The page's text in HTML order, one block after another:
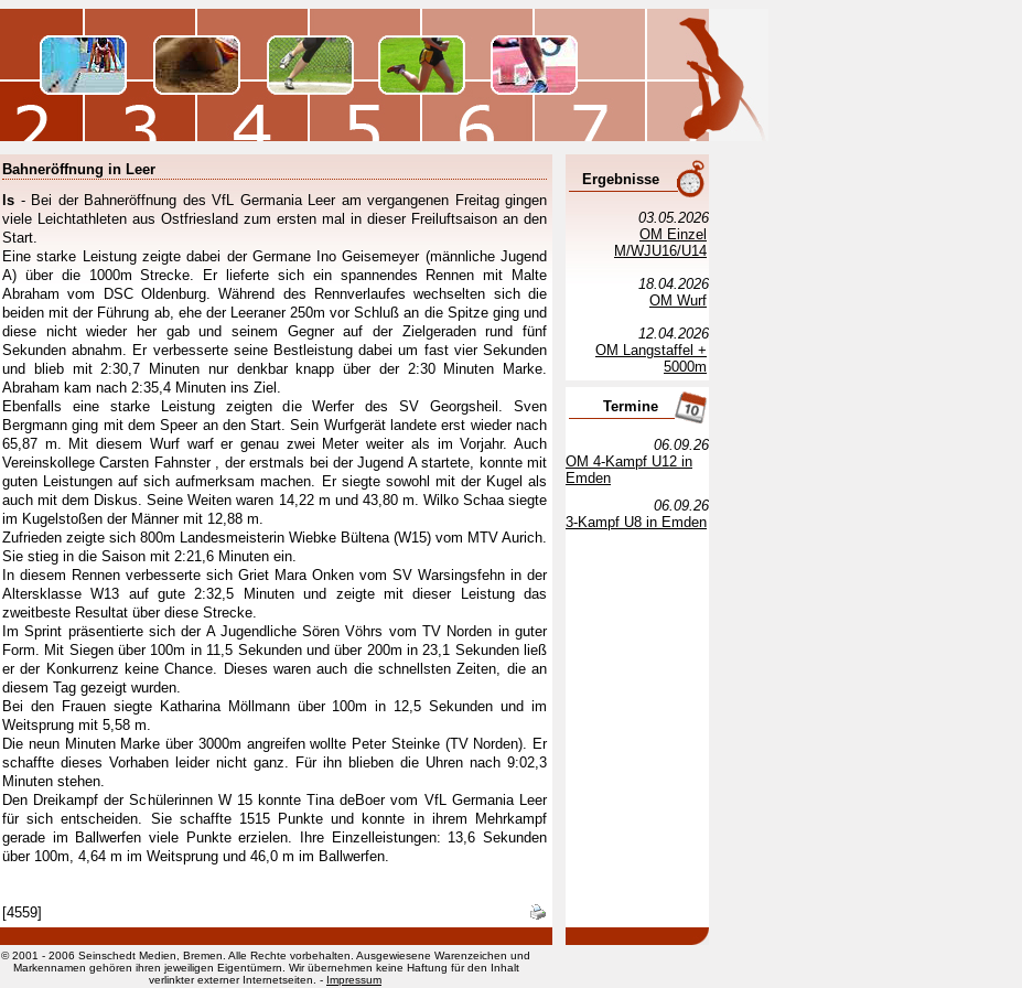
Bahneröffnung in Leer
ls - Bei der Bahneröffnung des VfL Germania Leer am vergangenen Freitag gingen
viele Leichtathleten aus Ostfriesland zum ersten mal in dieser Freiluftsaison an den
Start.
Eine starke Leistung zeigte dabei der Germane Ino Geisemeyer (männliche Jugend
A) über die 1000m Strecke. Er lieferte sich ein spannendes Rennen mit Malte
Abraham vom DSC Oldenburg. Während des Rennverlaufes wechselten sich die
beiden mit der Führung ab, ehe der Leeraner 250m vor Schluß an die Spitze ging und
diese nicht wieder her gab und seinem Gegner auf der Zielgeraden rund fünf
Sekunden abnahm. Er verbesserte seine Bestleistung dabei um fast vier Sekunden
und blieb mit 2:30,7 Minuten nur denkbar knapp über der 2:30 Minuten Marke.
Abraham kam nach 2:35,4 Minuten ins Ziel.
Ebenfalls eine starke Leistung zeigten die Werfer des SV Georgsheil. Sven
Bergmann ging mit dem Speer an den Start. Sein Wurfgerät landete erst wieder nach
65,87 m. Mit diesem Wurf warf er genau zwei Meter weiter als im Vorjahr. Auch
Vereinskollege Carsten Fahnster , der erstmals bei der Jugend A startete, konnte mit
guten Leistungen auf sich aufmerksam machen. Er siegte sowohl mit der Kugel als
auch mit dem Diskus. Seine Weiten waren 14,22 m und 43,80 m. Wilko Schaa siegte
im Kugelstoßen der Männer mit 12,88 m.
Zufrieden zeigte sich 800m Landesmeisterin Wiebke Bültena (W15) vom MTV Aurich.
Sie stieg in die Saison mit 2:21,6 Minuten ein.
In diesem Rennen verbesserte sich Griet Mara Onken vom SV Warsingsfehn in der
Altersklasse W13 auf gute 2:32,5 Minuten und zeigte mit dieser Leistung das
zweitbeste Resultat über diese Strecke.
Im Sprint präsentierte sich der A Jugendliche Sören Vöhrs vom TV Norden in guter
Form. Mit Siegen über 100m in 11,5 Sekunden und über 200m in 23,1 Sekunden ließ
er der Konkurrenz keine Chance. Dieses waren auch die schnellsten Zeiten, die an
diesem Tag gezeigt wurden.
Bei den Frauen siegte Katharina Möllmann über 100m in 12,5 Sekunden und im
Weitsprung mit 5,58 m.
Die neun Minuten Marke über 3000m angreifen wollte Peter Steinke (TV Norden). Er
schaffte dieses Vorhaben leider nicht ganz. Für ihn blieben die Uhren nach 9:02,3
Minuten stehen.
Den Dreikampf der Schülerinnen W 15 konnte Tina deBoer vom VfL Germania Leer
für sich entscheiden. Sie schaffte 1515 Punkte und konnte in ihrem Mehrkampf
gerade im Ballwerfen viele Punkte erzielen. Ihre Einzelleistungen: 13,6 Sekunden
über 100m, 4,64 m im Weitsprung und 46,0 m im Ballwerfen.
[4559]
Ergebnisse
03.05.2026
OM Einzel
M/WJU16/U14
18.04.2026
OM Wurf
12.04.2026
OM Langstaffel +
5000m
Termine
06.09.26
OM 4-Kampf U12 in
Emden
06.09.26
3-Kampf U8 in Emden
© 2001 - 2006 Seinschedt Medien, Bremen. Alle Rechte vorbehalten. Ausgewiesene Warenzeichen und
Markennamen gehören ihren jeweiligen Eigentümern. Wir übernehmen keine Haftung für den Inhalt
verlinkter externer Internetseiten. - Impressum